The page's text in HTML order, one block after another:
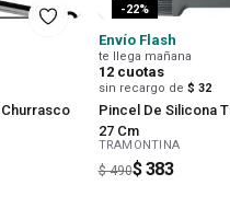
-22%
Envío Flash
te llega mañana
12cuotas
sin recargo de $ 32
Pincel De Silicona
27 Cm
TRAMONTINA
$ 490$ 383